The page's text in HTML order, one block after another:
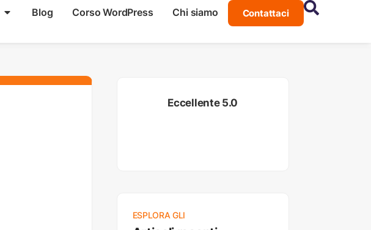
Blog Corso WordPress Chi siamo Contattaci
Eccellente 5.0
ESPLORA GLI